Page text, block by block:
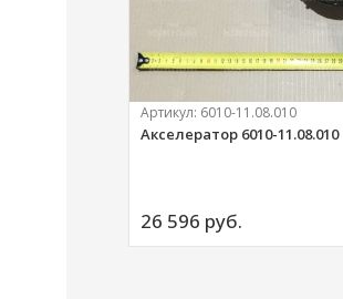
Артикул: 6010-11.08.010
Акселератор 6010-11.08.010
26 596 руб.